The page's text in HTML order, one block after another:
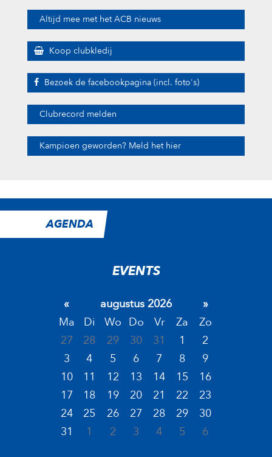
Altijd mee met het ACB nieuws
Koop clubkledij
Bezoek de facebookpagina (incl. foto's)
Clubrecord melden
Kampioen geworden? Meld het hier
AGENDA
EVENTS
« augustus 2026
»
Ma
Di Wo Do Vr Za
Zo
27
28 29 30 31 1
2
3
4 5 6 7 8
9
10
11 12 13 14 15
16
17
18 19 20 21 22
23
24
25 26 27 28 29
30
31
1 2 3 4 5 6